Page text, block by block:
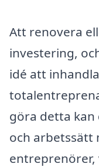
Att renovera
investering,
idé att
göra detta kan
och arbetssätt